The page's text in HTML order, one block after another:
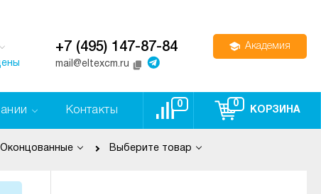
+7 (495) 147-87-84
mail@eltexcm.ru
Академия
Контакты
0 0
КОРЗИНА
Оконцованные Выберите товар